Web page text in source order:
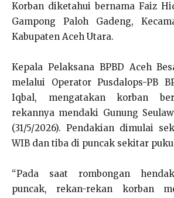
Korban diketahui bernama Faiz
Gampong Paloh Gadeng,
Kabupaten Aceh Utara.
Kepala Pelaksana BPBD Aceh
melalui Operator Pusdalops-PB
Iqbal, mengatakan korban
rekannya mendaki Gunung
(31/5/2026). Pendakian dimulai
WIB dan tiba di puncak sekitar
“Pada saat rombongan
puncak, rekan-rekan korban